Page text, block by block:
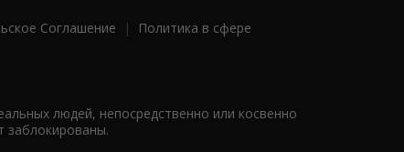
Соглашение |
Политика в сфере
людей, непосредственно или косвенно
заблокированы.